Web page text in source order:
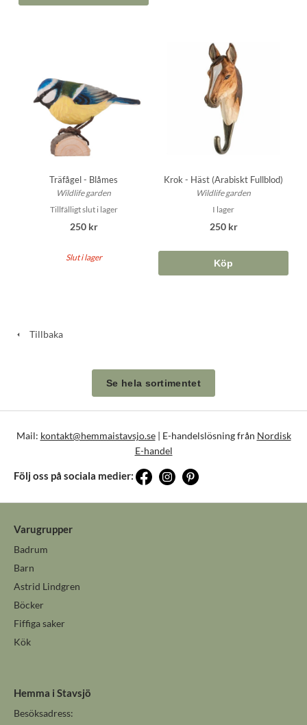
Träfågel - Blåmes
Wildlife garden
Tillfälligt slut i lager
250 kr
Slut i lager
Krok - Häst (Arabiskt Fullblod)
Wildlife garden
I lager
250 kr
Köp
Tillbaka
Se hela sortimentet
Mail: kontakt@hemmaistavsjo.se| E-handelslösning från Nordisk
E-handel
Följ oss på sociala medier:
Varugrupper
Badrum
Barn
Astrid Lindgren
Böcker
Fiffiga saker
Kök
Hemma i Stavsjö
Besöksadress: